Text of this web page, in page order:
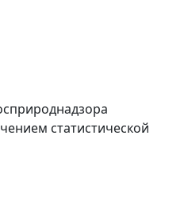
статистической